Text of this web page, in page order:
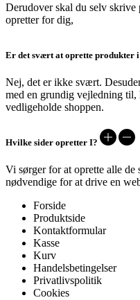
Derudover skal du selv
opretter for dig,
Er det svært at oprette produkter i
Nej, det er ikke svært.
med en grundig vejledning
vedligeholde shoppen.
Hvilke sider opretter I?
Vi sørger for at oprette alle de
nødvendige for at drive en
Forside
Produktside
Kontaktformular
Kasse
Kurv
Handelsbetingelser
Privatlivspolitik
Cookies